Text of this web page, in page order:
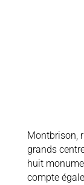
Montbrison,
grands
huit
compte